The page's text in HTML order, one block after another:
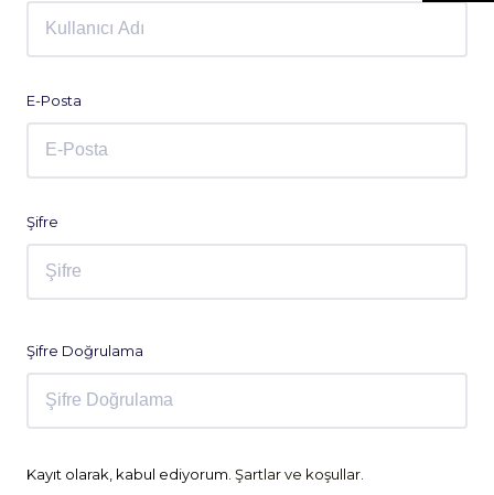
E-Posta
Şifre
Şifre Doğrulama
Kayıt olarak, kabul ediyorum. Şartlar ve koşullar.